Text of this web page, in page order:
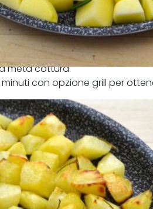
metà cottura.
con opzione grill per